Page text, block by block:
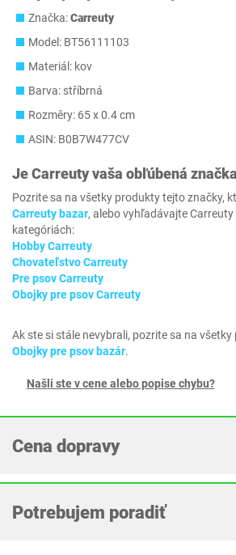
Značka:Carreuty
Model: BT56111103
Materiál: kov
Barva: stříbrná
Rozměry: 65 x 0.4 cm
ASIN: B0B7W477CV
JeCarreutyvaša obľúbená
Pozrite sa na všetky produkty tejto značky,
Carreuty bazar, alebo vyhľadávajte
kategóriách:
Hobby Carreuty
Chovateľstvo Carreuty
Pre psov Carreuty
Obojky pre psov Carreuty
Ak ste si stále nevybrali, pozrite sa na
Obojky pre psov bazár.
Našli ste v cene alebo popise chybu?
Cena dopravy
Potrebujem poradiť